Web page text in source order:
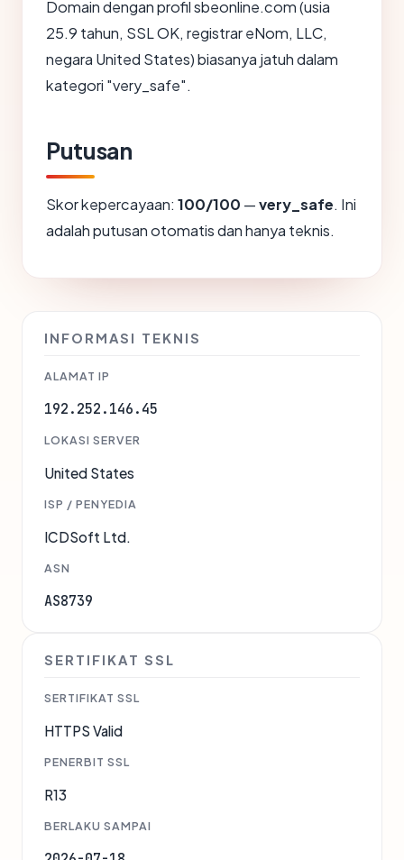
Domain dengan profil sbeonline.com (usia
25.9 tahun, SSL OK, registrar eNom, LLC,
negara United States) biasanya jatuh dalam
kategori "very_safe".
Putusan
Skor kepercayaan: 100/100 —very_safe. Ini
adalah putusan otomatis dan hanya teknis.
INFORMASI TEKNIS
ALAMAT IP
192.252.146.45
LOKASI SERVER
United States
ISP / PENYEDIA
ICDSoft Ltd.
ASN
AS8739
SERTIFIKAT SSL
SERTIFIKAT SSL
HTTPS Valid
PENERBIT SSL
R13
BERLAKU SAMPAI